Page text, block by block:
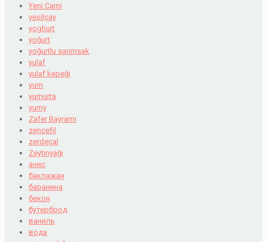
Yeni Cami
yeşilçay
yoghurt
yoğurt
yoğurtlu sarımsak
yulaf
yulaf kepeği
yum
yumurta
yumy
Zafer Bayramı
zencefil
zerdeçal
Zeytinyağı
анис
баклажан
баранина
бекон
бутерброд
ваниль
вода